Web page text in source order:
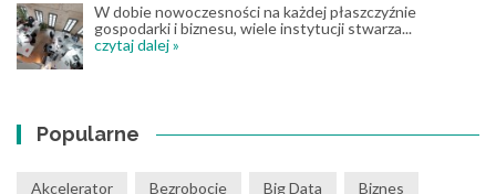
W dobie nowoczesności na każdej płaszczyźnie
gospodarki i biznesu, wiele instytucji stwarza...
czytaj dalej »
Popularne
Akcelerator Bezrobocie Big Data Biznes